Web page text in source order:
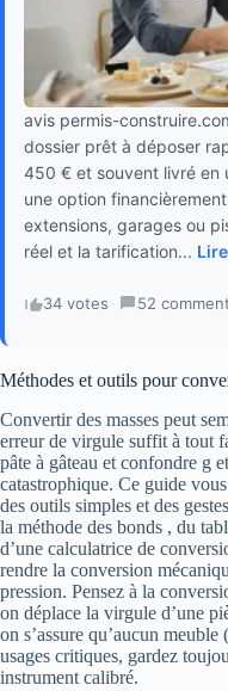
avis permis-
dossier prêt à déposer
450 € et souvent livré en
une option
extensions, garages ou
réel et la tarification...
34 votes · 52
Méthodes et outils pour
Convertir des masses peut
erreur de virgule suffit à tout
pâte à gâteau et confondre g
catastrophique. Ce guide
des outils simples et des
la méthode des bonds , du
d’une calculatrice de
rendre la conversion
pression. Pensez à la
on déplace la virgule d’une
on s’assure qu’aucun
usages critiques, gardez
instrument calibré.